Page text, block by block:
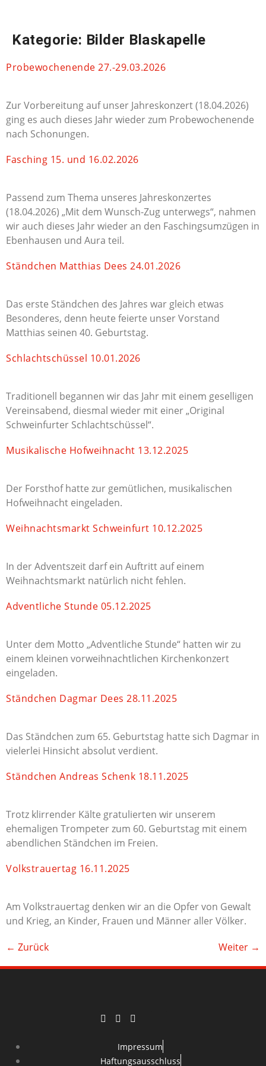
Kategorie: Bilder Blaskapelle
Probewochenende 27.-29.03.2026
Zur Vorbereitung auf unser Jahreskonzert (18.04.2026)
ging es auch dieses Jahr wieder zum Probewochenende
nach Schonungen.
Fasching 15. und 16.02.2026
Passend zum Thema unseres Jahreskonzertes
(18.04.2026) „Mit dem Wunsch-Zug unterwegs“, nahmen
wir auch dieses Jahr wieder an den Faschingsumzügen in
Ebenhausen und Aura teil.
Ständchen Matthias Dees 24.01.2026
Das erste Ständchen des Jahres war gleich etwas
Besonderes, denn heute feierte unser Vorstand
Matthias seinen 40. Geburtstag.
Schlachtschüssel 10.01.2026
Traditionell begannen wir das Jahr mit einem geselligen
Vereinsabend, diesmal wieder mit einer „Original
Schweinfurter Schlachtschüssel“.
Musikalische Hofweihnacht 13.12.2025
Der Forsthof hatte zur gemütlichen, musikalischen
Hofweihnacht eingeladen.
Weihnachtsmarkt Schweinfurt 10.12.2025
In der Adventszeit darf ein Auftritt auf einem
Weihnachtsmarkt natürlich nicht fehlen.
Adventliche Stunde 05.12.2025
Unter dem Motto „Adventliche Stunde“ hatten wir zu
einem kleinen vorweihnachtlichen Kirchenkonzert
eingeladen.
Ständchen Dagmar Dees 28.11.2025
Das Ständchen zum 65. Geburtstag hatte sich Dagmar in
vielerlei Hinsicht absolut verdient.
Ständchen Andreas Schenk 18.11.2025
Trotz klirrender Kälte gratulierten wir unserem
ehemaligen Trompeter zum 60. Geburtstag mit einem
abendlichen Ständchen im Freien.
Volkstrauertag 16.11.2025
Am Volkstrauertag denken wir an die Opfer von Gewalt
und Krieg, an Kinder, Frauen und Männer aller Völker.
← Zurück Weiter →
Impressum
Haftungsausschluss